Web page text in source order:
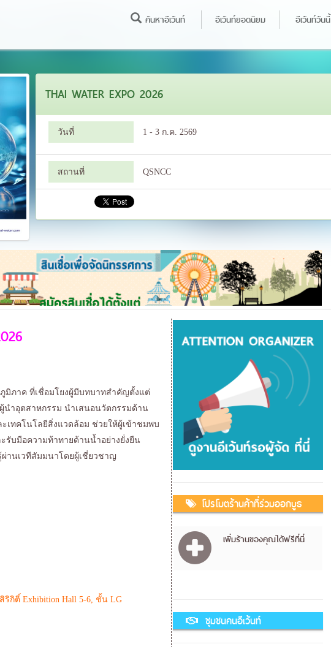
ค้นหาอีเว้นท์ อีเว้นท์ยอดนิยม อีเว้นท์วันนี้
THAI WATER EXPO 2026
วันที่ 1 - 3 ก.ค. 2569
สถานที่ QSNCC
มิภาค ที่เชื่อมโยงผู้มีบทบาทสำคัญตั้งแต่
นำอุตสาหกรรม นำเสนอนวัตกรรมด้าน
เทคโนโลยีสิ่งแวดล้อม ช่วยให้ผู้เข้าชมพบ
รับมือความท้าทายด้านน้ำอย่างยั่งยืน
านเวทีสัมมนาโดยผู้เชี่ยวชาญ
กิติ์ Exhibition Hall 5-6, ชั้น LG
โปรโมตร้านค้าที่ร่วมออกบูธ
เพิ่มร้านของคุณได้ฟรีที่นี่
ชุมชนคนอีเว้นท์